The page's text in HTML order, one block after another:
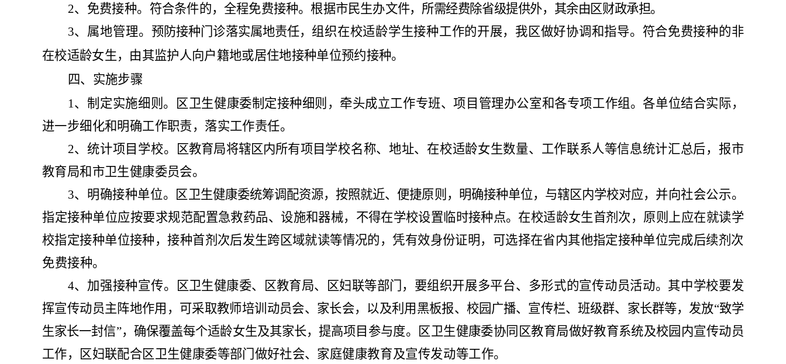
2、 免费接种。 符合条件的，全程免费接种。根据市民生办文件，所需经费除省级提供外，其余由区财政承担。
3、 属地管理。 预防接种门诊落实属地责任， 组织在校适龄学生接种工作的开展， 我区做好协调和指导。符合免费接种的非
在校适龄女生，由其监护人向户籍地或居住地接种单位预约接种。
四、实施步骤
1、 制定实施细则。 区卫生健康委制定接种细则，牵头成立工作专班、项目管理办公室和各专项工作组。各单位结合实际，
进一步细化和明确工作职责，落实工作责任。
2、统计项目学校。 区教育局将辖区内所有项 目学校名称、地址、在校适龄女生数量、工作联系人等信息统计汇总后，报市
教育局和 市卫生健康委员会。
3、 明确接种单位。 区卫生健康委统筹调配资源，按照就近、便捷原则，明确接种单位，与辖区内学校对应， 并向社会公示。
指定接种单位应按要求规范配置急救药品、设施和器械，不得在学校设置临时接种点。在校适龄女生首剂次，原则上应在就读学
校指定接种单位接种，接种首剂次后发生跨区域就读等情况的，凭有效身份证明，可选择在省内其他指定接种单位完成后续剂次
免费接种。
4、 加强接种宣传。 区卫生健康委、 区教育局、 区妇联等部门，要组 织开展多平台、多形式的宣传动员活动。其中学校要发
挥宣传动员主阵地作用，可采取教师培训动员会、家长会，以及利用黑板报、校园广播、宣传栏、班级群、家长群等，发放“致学
生家长一封信”， 确保覆盖每个适龄女生及其家长，提高项 目参与度。 区卫生健康委协同 区教育局做好教育系统及校园内宣传动员
工作，
区妇联配合区卫生健康委等部门做好社会、家庭健康教育及宣传发动等工作。